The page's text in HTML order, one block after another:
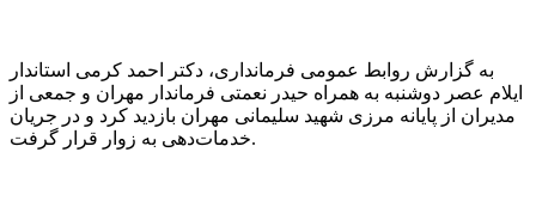
به گزارش روابط عمومی فرمانداری، دکتر احمد کرمی استاندار
ایلام عصر دوشنبه به همراه حیدر نعمتی فرماندار مهران و جمعی از
مدیران از پایانه مرزی شهید سلیمانی مهران بازدید کرد و در جریان
خدمات‌دهی به زوار قرار گرفت.